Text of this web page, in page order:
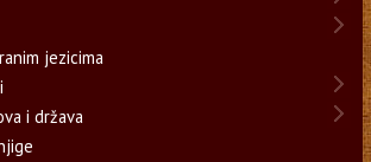
jezicima
i država